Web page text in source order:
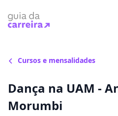
Cursos e mensalidades
Dança na UAM -
Morumbi